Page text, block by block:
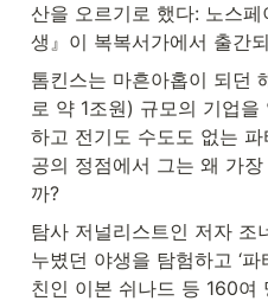
산을 오르기로 했다: 노스
생』이 복복서가에서 출간
톰킨스는 마흔아홉이 되던
로 약 1조원) 규모의 기업
하고 전기도 수도도 없는
공의 정점에서 그는 왜 가
까?
탐사 저널리스트인 저자 조
누볐던 야생을 탐험하고 ‘
친인 이본 쉬나드 등 160여